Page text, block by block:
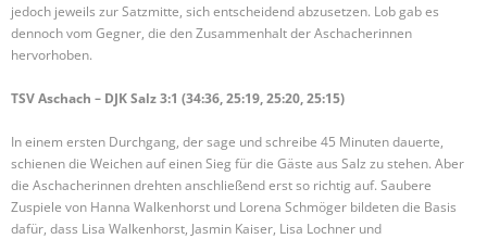
jedoch jeweils zur Satzmitte, sich entscheidend abzusetzen. Lob gab es
dennoch vom Gegner, die den Zusammenhalt der Aschacherinnen
hervorhoben.
TSV Aschach – DJK Salz 3:1 (34:36, 25:19, 25:20, 25:15)
In einem ersten Durchgang, der sage und schreibe 45 Minuten dauerte,
schienen die Weichen auf einen Sieg für die Gäste aus Salz zu stehen. Aber
die Aschacherinnen drehten anschließend erst so richtig auf. Saubere
Zuspiele von Hanna Walkenhorst und Lorena Schmöger bildeten die Basis
dafür, dass Lisa Walkenhorst, Jasmin Kaiser, Lisa Lochner und